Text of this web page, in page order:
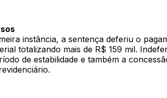
instância, a sentença deferiu o
totalizando mais de R$ 159 mil.
de estabilidade e também a